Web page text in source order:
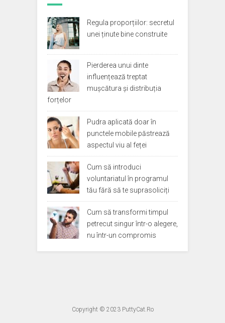
Regula proporțiilor: secretul
unei ținute bine construite
Pierderea unui dinte
influențează treptat
mușcătura și distribuția
forțelor
Pudra aplicată doar în
punctele mobile păstrează
aspectul viu al feței
Cum să introduci
voluntariatul în programul
tău fără să te suprasoliciți
Cum să transformi timpul
petrecut singur într-o alegere,
nu într-un compromis
Copyright © 2023 PuttyCat.Ro